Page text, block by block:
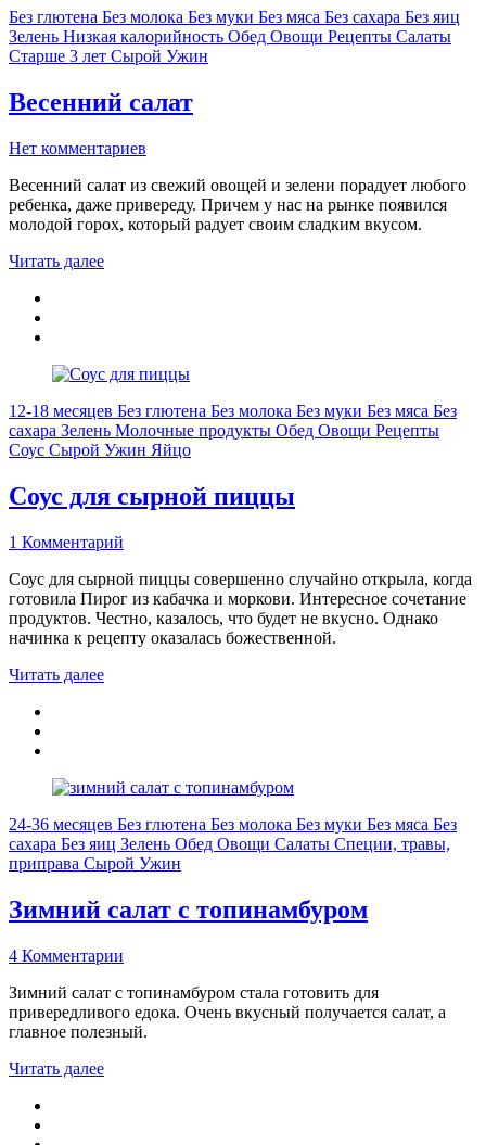
Без глютена Без молока Без муки Без мяса Без сахара Без яиц
Зелень Низкая калорийность Обед Овощи Рецепты Салаты
Старше 3 лет Сырой Ужин
Весенний салат
Нет комментариев
Весенний салат из свежий овощей и зелени порадует любого
ребенка, даже привереду. Причем у нас на рынке появился
молодой горох, который радует своим сладким вкусом.
Читать далее
12-18 месяцев Без глютена Без молока Без муки Без мяса Без
сахара Зелень Молочные продукты Обед Овощи Рецепты
Соус Сырой Ужин Яйцо
Соус для сырной пиццы
1 Комментарий
Соус для сырной пиццы совершенно случайно открыла, когда
готовила Пирог из кабачка и моркови. Интересное сочетание
продуктов. Честно, казалось, что будет не вкусно. Однако
начинка к рецепту оказалась божественной.
Читать далее
24-36 месяцев Без глютена Без молока Без муки Без мяса Без
сахара Без яиц Зелень Обед Овощи Салаты Специи, травы,
приправа Сырой Ужин
Зимний салат с топинамбуром
4 Комментарии
Зимний салат с топинамбуром стала готовить для
привередливого едока. Очень вкусный получается салат, а
главное полезный.
Читать далее